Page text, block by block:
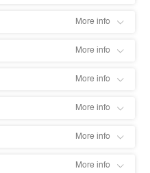
More info
More info
More info
More info
More info
More info